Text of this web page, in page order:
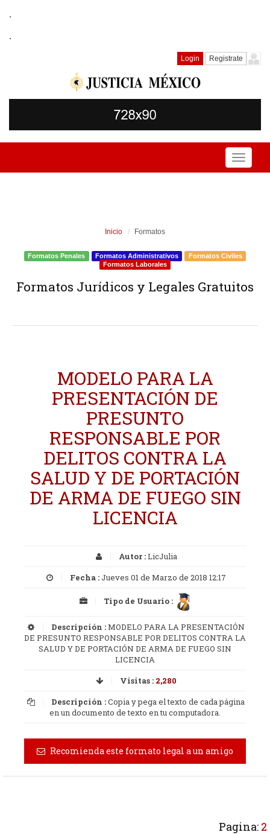
.
.
Login Registrate
Toggle
Inicio Formatos
Formatos Penales Formatos Administrativos
Formatos Civiles
Formatos Laborales
Formatos Jurídicos y Legales Gratuitos
MODELO PARA LA
PRESENTACIÓN DE
PRESUNTO
RESPONSABLE POR
DELITOS CONTRA LA
SALUD Y DE PORTACIÓN
DE ARMA DE FUEGO SIN
LICENCIA
Autor :LicJulia
Fecha :Jueves 01 de Marzo de 2018 12:17
Tipo de Usuario :
Descripción :MODELO PARA LA PRESENTACIÓN
DE PRESUNTO RESPONSABLE POR DELITOS CONTRA LA
SALUD Y DE PORTACIÓN DE ARMA DE FUEGO SIN
LICENCIA
Visitas : 2,280
Descripción :Copia y pega el texto de cada página
en un documento de texto en tu computadora.
Recomienda este formato legal a un amigo
Pagina: 2